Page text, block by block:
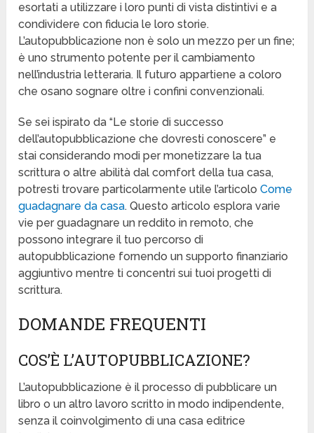
esortati a utilizzare i loro punti di vista distintivi e a
condividere con fiducia le loro storie.
L’autopubblicazione non è solo un mezzo per un fine;
è uno strumento potente per il cambiamento
nell’industria letteraria. Il futuro appartiene a coloro
che osano sognare oltre i confini convenzionali.
Se sei ispirato da “Le storie di successo
dell’autopubblicazione che dovresti conoscere” e
stai considerando modi per monetizzare la tua
scrittura o altre abilità dal comfort della tua casa,
potresti trovare particolarmente utile l’articoloCome
guadagnare da casa. Questo articolo esplora varie
vie per guadagnare un reddito in remoto, che
possono integrare il tuo percorso di
autopubblicazione fornendo un supporto finanziario
aggiuntivo mentre ti concentri sui tuoi progetti di
scrittura.
DOMANDE FREQUENTI
COS’È L’AUTOPUBBLICAZIONE?
L’autopubblicazione è il processo di pubblicare un
libro o un altro lavoro scritto in modo indipendente,
senza il coinvolgimento di una casa editrice